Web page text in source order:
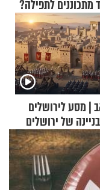
מתכוננים לתפילה?
| מסע לירושלים
של ירושלים